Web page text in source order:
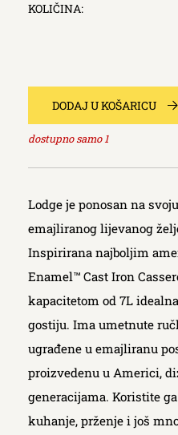
KOLIČINA:
DODAJ U KOŠARICU
dostupno samo1
Lodge je ponosan na
emajliranog lijevanog
Inspirirana najboljim
Enamel™ Cast Iron
kapacitetom od 7L
gostiju. Ima umetnute
ugrađene u emajliranu
proizvedenu u Americi,
generacijama. Koristite
kuhanje, prženje i još